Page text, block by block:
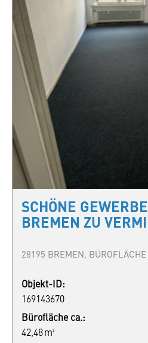
SCHÖNE
BREMEN ZU
28195 BREMEN, BÜROFLÄCHE
Objekt-ID:
169143670
Bürofläche ca.:
42,48 m²